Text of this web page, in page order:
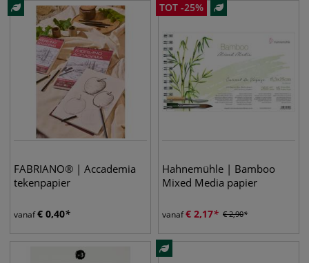
FABRIANO® | Accademia
tekenpapier
vanaf€ 0,40
TOT -25%
Hahnemühle | Bamboo
Mixed Media papier
vanaf€ 2,17 €2,90